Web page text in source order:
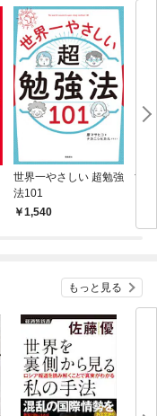
世界一やさしい 超勉強
法101
1,540
世
き方
もっと見る